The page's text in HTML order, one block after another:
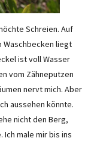
Schreien. Auf
Waschbecken liegt
ist voll Wasser
vom Zähneputzen
nervt mich. Aber
aussehen könnte.
nicht den Berg,
Ich male mir bis ins